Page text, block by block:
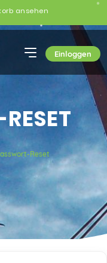
ansehen
Einloggen
Reset